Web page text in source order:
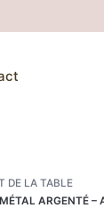
DE LA TABLE
ARGENTÉ –